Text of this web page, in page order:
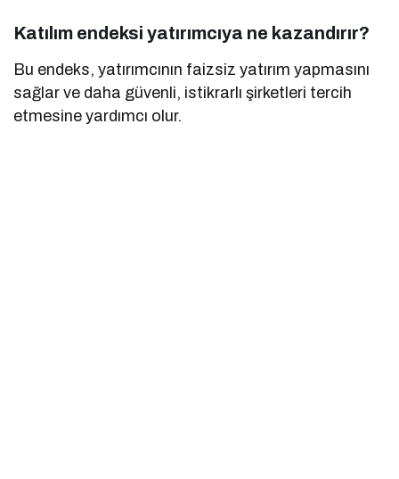
Katılım endeksi yatırımcıya ne kazandırır?
Bu endeks, yatırımcının faizsiz yatırım yapmasını
sağlar ve daha güvenli, istikrarlı şirketleri tercih
etmesine yardımcı olur.